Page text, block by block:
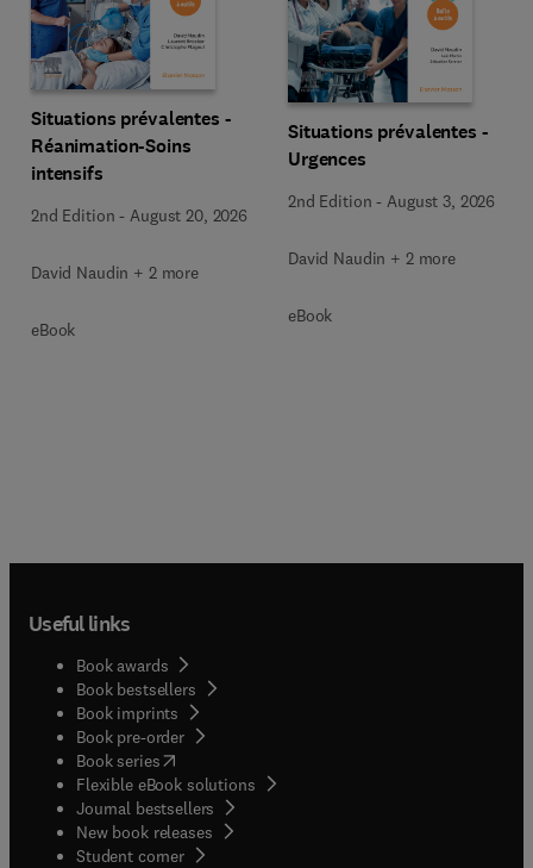
Situations prévalentes -
Réanimation-Soins
intensifs
2nd Edition - August 20, 2026
David Naudin + 2 more
eBook
Situations prévalentes -
Urgences
2nd Edition - August 3, 2026
David Naudin + 2 more
eBook
Useful links
Book awards
Book bestsellers
Book imprints
Book pre-order
Book series(opens in new tab/window
Flexible eBook solutions
Journal bestsellers
New book releases
Student corner( opens in new tab/window